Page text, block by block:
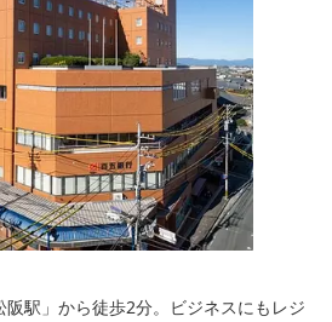
駅」から徒歩2分。ビジネスにもレジ